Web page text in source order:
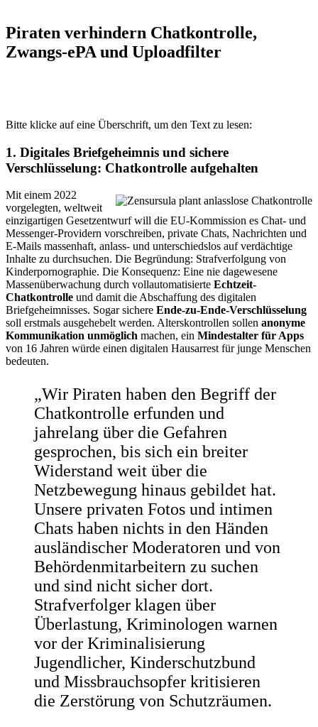
Piraten verhindern Chatkontrolle,
Zwangs-ePA und Uploadfilter
Bitte klicke auf eine Überschrift, um den Text zu lesen:
1. Digitales Briefgeheimnis und sichere
Verschlüsselung: Chatkontrolle aufgehalten
Mit einem 2022
vorgelegten, weltweit
einzigartigen Gesetzentwurf will die EU-Kommission es Chat- und
Messenger-Providern vorschreiben, private Chats, Nachrichten und
E-Mails massenhaft, anlass- und unterschiedslos auf verdächtige
Inhalte zu durchsuchen. Die Begründung: Strafverfolgung von
Kinderpornographie. Die Konsequenz: Eine nie dagewesene
Massenüberwachung durch vollautomatisierte Echtzeit-
Chatkontrolle und damit die Abschaffung des digitalen
Briefgeheimnisses. Sogar sichere Ende-zu-Ende-Verschlüsselung
soll erstmals ausgehebelt werden. Alterskontrollen sollen anonyme
Kommunikation unmöglich machen, ein Mindestalter für Apps
von 16 Jahren würde einen digitalen Hausarrest für junge Menschen
bedeuten.
„Wir Piraten haben den Begriff der
Chatkontrolle erfunden und
jahrelang über die Gefahren
gesprochen, bis sich ein breiter
Widerstand weit über die
Netzbewegung hinaus gebildet hat.
Unsere privaten Fotos und intimen
Chats haben nichts in den Händen
ausländischer Moderatoren und von
Behördenmitarbeitern zu suchen
und sind nicht sicher dort.
Strafverfolger klagen über
Überlastung, Kriminologen warnen
vor der Kriminalisierung
Jugendlicher, Kinderschutzbund
und Missbrauchsopfer kritisieren
die Zerstörung von Schutzräumen.